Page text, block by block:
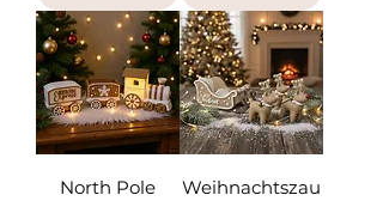
North Pole
Weihnachtszau